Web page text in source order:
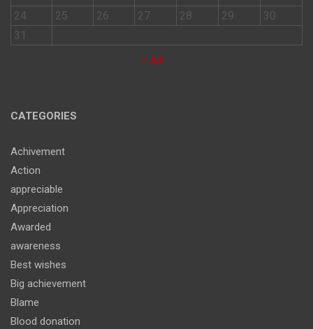
24
25 26 27 28 29
30
31
« Jul
CATEGORIES
Achivement
Action
appreciable
Appreciation
Awarded
awareness
Best wishes
Big achievement
Blame
Blood donation